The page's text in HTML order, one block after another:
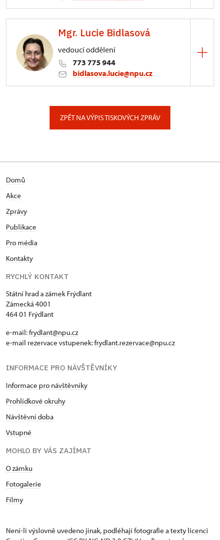
3/, Sychrov 3
Mgr. Lucie Bidlasová
vedoucí oddělení
773 775 944
bidlasova.lucie@npu.cz
ZPĚT NA VÝPIS TISKOVÝCH ZPRÁV
Domů
Akce
Zprávy
Publikace
Pro média
Kontakty
RYCHLÝ KONTAKT
Státní hrad a zámek Frýdlant
Zámecká 4001
464 01 Frýdlant
e-mail:frydlant@npu.cz
e-mail rezervace vstupenek:frydlant.rezervace@npu.cz
INFORMACE PRO NÁVŠTĚVNÍKY
Informace pro návštěvníky
Prohlídkové okruhy
Návštěvní doba
Vstupné
MOHLO BY VÁS ZAJÍMAT
O zámku
Fotogalerie
Filmy
Není-li výslovně uvedeno jinak, podléhají fotografie a texty licenci